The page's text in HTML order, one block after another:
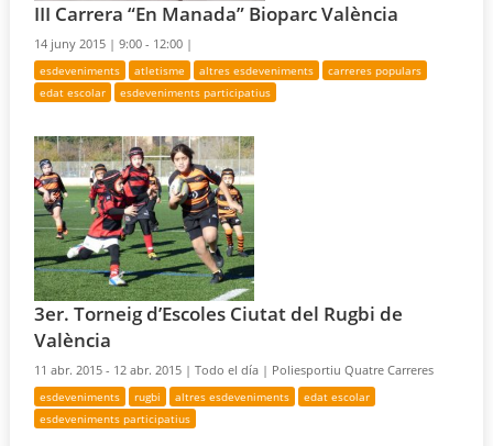
III Carrera “En Manada” Bioparc València
14 juny 2015 |9:00 - 12:00 |
esdeveniments atletisme altres esdeveniments
carreres populars
edat escolar
esdeveniments participatius
3er. Torneig d’Escoles Ciutat del Rugbi de
València
11 abr. 2015 - 12 abr. 2015 |Todo el día | Poliesportiu Quatre Carreres
esdeveniments rugbi altres esdeveniments
edat escolar
esdeveniments participatius